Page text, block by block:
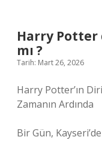
Harry Potter
mı ?
Tarih: Mart 26, 2026
Harry Potter’ın
Zamanın Ardında
Bir Gün,